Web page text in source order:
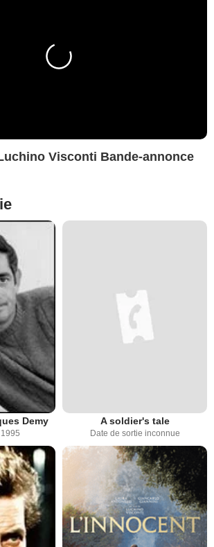
Visconti Bande-annonce
Demy A soldier's tale
Date de sortie inconnue